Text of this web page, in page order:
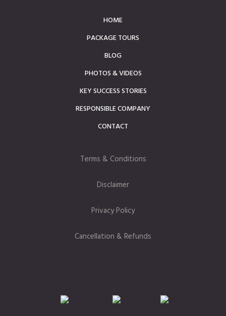
HOME
PACKAGE TOURS
BLOG
PHOTOS & VIDEOS
KEY SUCCESS STORIES
RESPONSIBLE COMPANY
CONTACT
Terms & Conditions
Disclaimer
Privacy Policy
Cancellation & Refunds